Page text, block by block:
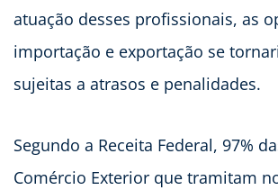
atuação desses profissionais, as
importação e exportação se
sujeitas a atrasos e penalidades.
Segundo a Receita Federal, 97%
Comércio Exterior que tramitam